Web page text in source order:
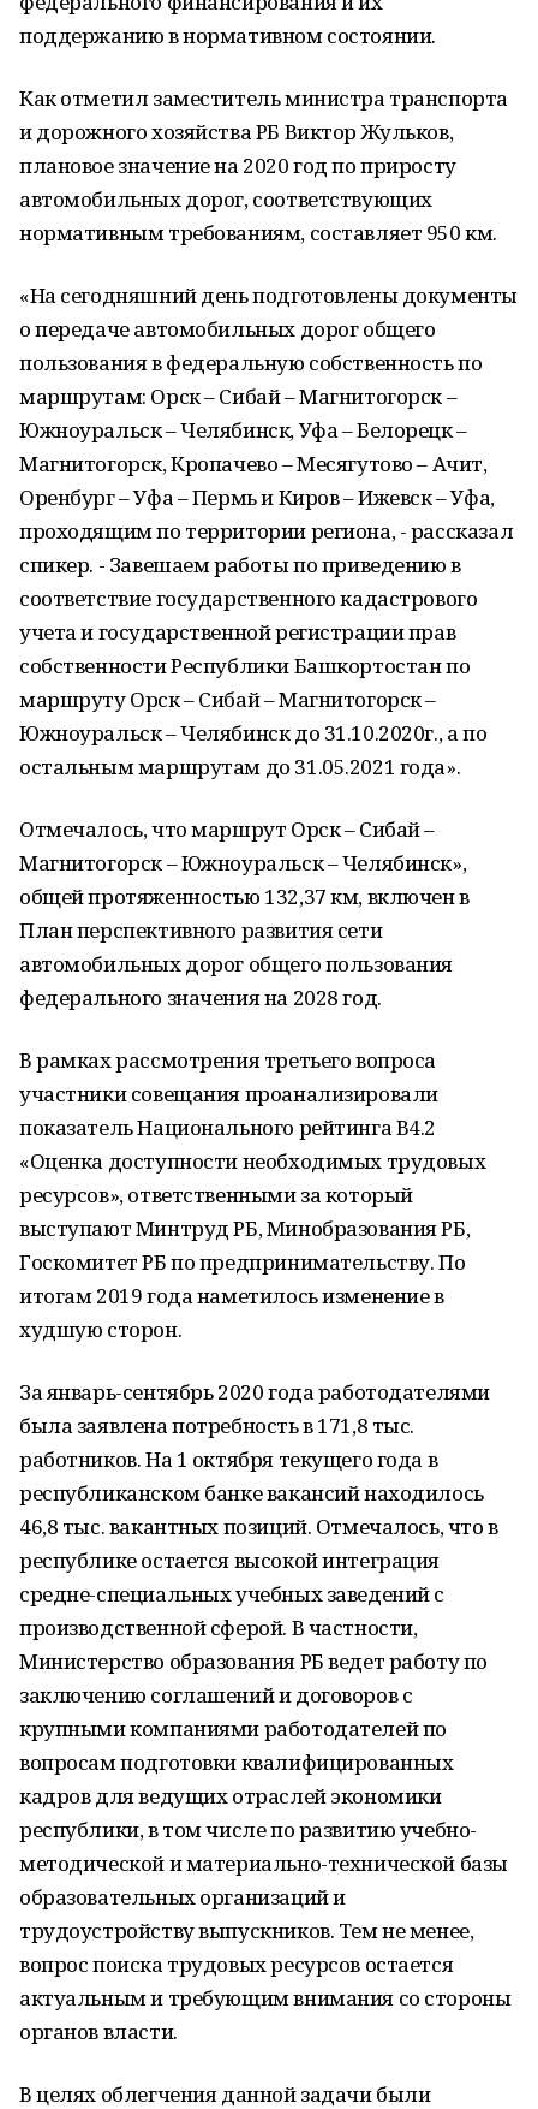
поддержанию в нормативном состоянии.
Как отметил заместитель министра транспорта
и дорожного хозяйства РБ Виктор Жульков,
плановое значение на 2020 год по приросту
автомобильных дорог, соответствующих
нормативным требованиям, составляет 950 км.
«На сегодняшний день подготовлены документы
о передаче автомобильных дорог общего
пользования в федеральную собственность по
маршрутам: Орск – Сибай – Магнитогорск –
Южноуральск – Челябинск, Уфа – Белорецк –
Магнитогорск, Кропачево – Месягутово – Ачит,
Оренбург – Уфа – Пермь и Киров – Ижевск – Уфа,
проходящим по территории региона, - рассказал
спикер. - Завешаем работы по приведению в
соответствие государственного кадастрового
учета и государственной регистрации прав
собственности Республики Башкортостан по
маршруту Орск – Сибай – Магнитогорск –
Южноуральск – Челябинск до 31.10.2020г., а по
остальным маршрутам до 31.05.2021 года».
Отмечалось, что маршрут Орск – Сибай –
Магнитогорск – Южноуральск – Челябинск»,
общей протяженностью 132,37 км, включен в
План перспективного развития сети
автомобильных дорог общего пользования
федерального значения на 2028 год.
В рамках рассмотрения третьего вопроса
участники совещания проанализировали
показатель Национального рейтинга В4.2
«Оценка доступности необходимых трудовых
ресурсов», ответственными за который
выступают Минтруд РБ, Минобразования РБ,
Госкомитет РБ по предпринимательству. По
итогам 2019 года наметилось изменение в
худшую сторон.
За январь-сентябрь 2020 года работодателями
была заявлена потребность в 171,8 тыс.
работников. На 1 октября текущего года в
республиканском банке вакансий находилось
46,8 тыс. вакантных позиций. Отмечалось, что в
республике остается высокой интеграция
средне-специальных учебных заведений с
производственной сферой. В частности,
Министерство образования РБ ведет работу по
заключению соглашений и договоров с
крупными компаниями работодателей по
вопросам подготовки квалифицированных
кадров для ведущих отраслей экономики
республики, в том числе по развитию учебно-
методической и материально-технической базы
образовательных организаций и
трудоустройству выпускников. Тем не менее,
вопрос поиска трудовых ресурсов остается
актуальным и требующим внимания со стороны
органов власти.
В целях облегчения данной задачи были